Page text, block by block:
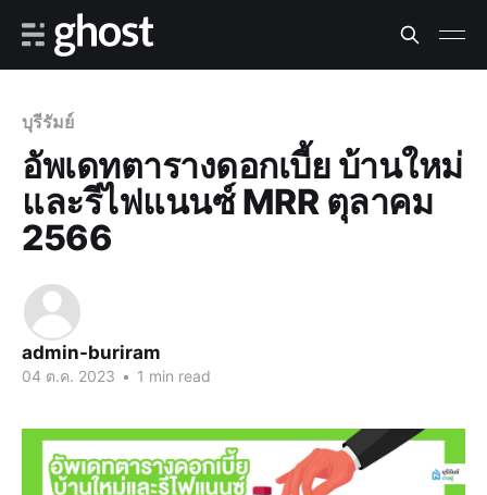
บุรีรัมย์
อัพเดทตารางดอกเบี้ย บ้านใหม่
และรีไฟแนนซ์ MRR ตุลาคม
2566
admin-buriram
04 ต.ค. 2023 • 1 min read